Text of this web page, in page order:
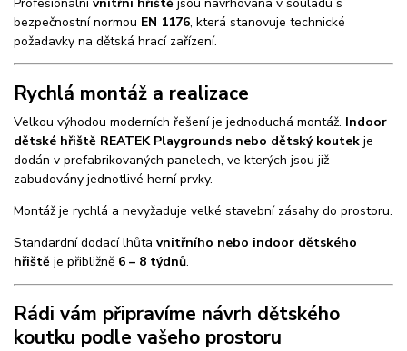
bezpečnostní normou EN 1176, která stanovuje technické
požadavky na dětská hrací zařízení.
Rychlá montáž a realizace
Velkou výhodou moderních řešení je jednoduchá montáž. Indoor
dětské hřiště REATEK Playgrounds nebo dětský koutek je
dodán v prefabrikovaných panelech, ve kterých jsou již
zabudovány jednotlivé herní prvky.
Montáž je rychlá a nevyžaduje velké stavební zásahy do prostoru.
Standardní dodací lhůta vnitřního nebo indoor dětského
hřiště je přibližně 6 – 8 týdnů.
Rádi vám připravíme návrh dětského
koutku podle vašeho prostoru